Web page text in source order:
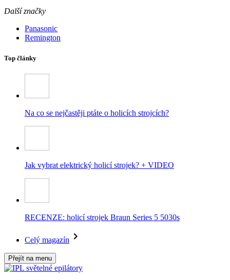
Další značky
Panasonic
Remington
Top články
Na co se nejčastěji ptáte o holicích strojcích?
Jak vybrat elektrický holicí strojek? + VIDEO
RECENZE: holicí strojek Braun Series 5 5030s
Celý magazín
Přejít na menu